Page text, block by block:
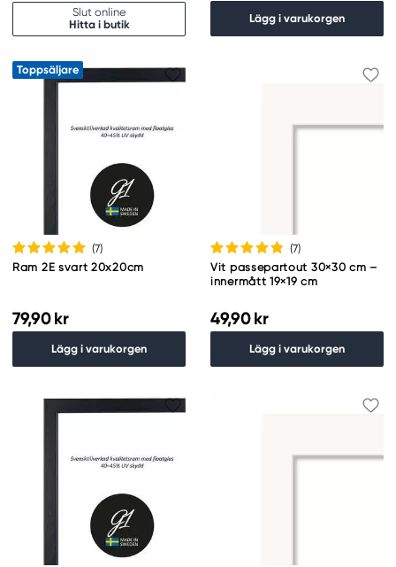
Slut online
Hitta i butik
Lägg i varukorgen
Toppsäljare
(7)
Ram 2E svart 20x20cm
79,90 kr
Lägg i varukorgen
(7)
Vit passepartout 30×30 cm –
innermått 19×19 cm
49,90 kr
Lägg i varukorgen